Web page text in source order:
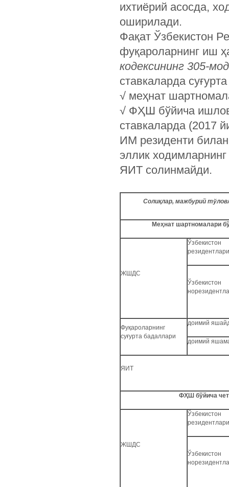
ихтиёрий асосда,
оширилади.
Фақат Ўзбекистон
фуқароларнинг иш
кодексининг 305-
ставкаларда
√ меҳнат
√ ФҲШ бўйича
ставкаларда (2017
ИМ резиденти билан
эллик
ЯИТ солинмайди.
Солиқлар, мажбурий
Меҳнат шартномалари
ЖШДС
Ўзбекистон
резидентлари
Ўзбекистон
Фуқароларнинг
суғурта бадаллари
доимий
доимий
ЯИТ
ФҲШ бўйича чет
ЖШДС
Ўзбекистон
резидентлари
Ўзбекистон